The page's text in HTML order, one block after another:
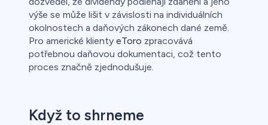
výše se může lišit v závislosti na individuálních
okolnostech a daňových zákonech dané země.
Pro americké klienty eToro zpracovává
potřebnou daňovou dokumentaci, což tento
proces značně zjednodušuje.
Když to shrneme